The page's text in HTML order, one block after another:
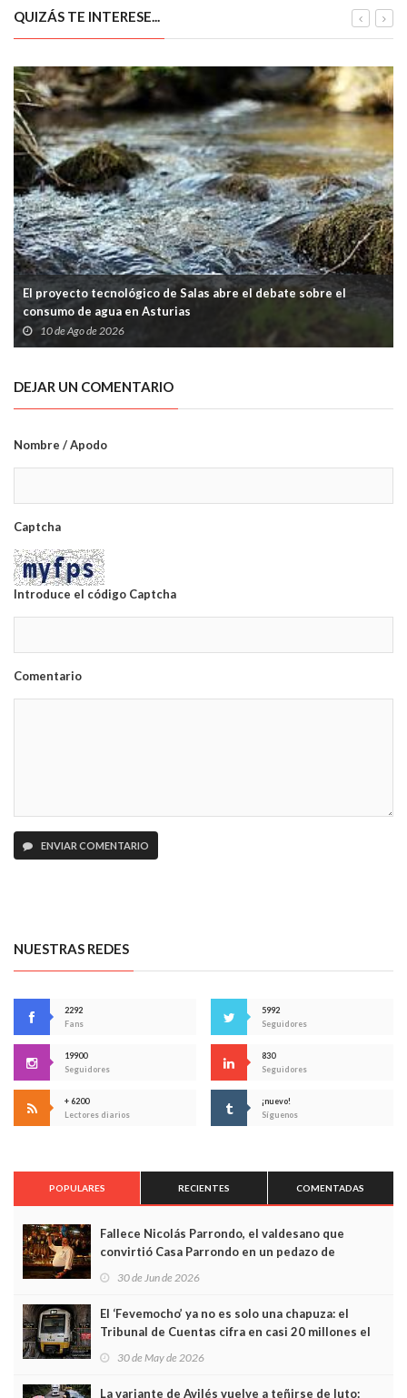
QUIZÁS TE INTERESE...
El proyecto tecnológico de Salas abre el debate sobre el
consumo de agua en Asturias
10 de Ago de 2026
DEJAR UN COMENTARIO
Nombre / Apodo
Captcha
Introduce el código Captcha
Comentario
ENVIAR COMENTARIO
NUESTRAS REDES
2292
Fans
5992
Seguidores
19900
Seguidores
830
Seguidores
+ 6200
Lectores diarios
¡nuevo!
Síguenos
POPULARES RECIENTES COMENTADAS
Fallece Nicolás Parrondo, el valdesano que
convirtió Casa Parrondo en un pedazo de
Asturias en Madrid
30 de Jun de 2026
El ‘Fevemocho’ ya no es solo una chapuza: el
Tribunal de Cuentas cifra en casi 20 millones el
sobrecoste de los trenes que no cabían por los
30 de May de 2026
La variante de Avilés vuelve a teñirse de luto: